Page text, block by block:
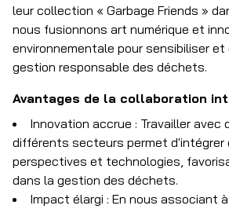
leur collection « Garbage Friends »
nous fusionnons art numérique et
environnementale pour sensibiliser et
gestion responsable des déchets.
Avantages de la collaboration
Innovation accrue : Travailler avec
différents secteurs permet d'intégrer
perspectives et technologies,
dans la gestion des déchets.
Impact élargi : En nous associant